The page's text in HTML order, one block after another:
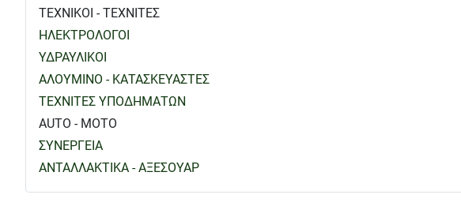
ΤΕΧΝΙΚΟΙ - ΤΕΧΝΙΤΕΣ
ΗΛΕΚΤΡΟΛΟΓΟΙ
ΥΔΡΑΥΛΙΚΟΙ
ΑΛΟΥΜΙΝΟ - ΚΑΤΑΣΚΕΥΑΣΤΕΣ
ΤΕΧΝΙΤΕΣ ΥΠΟΔΗΜΑΤΩΝ
AUTO - MOTO
ΣΥΝΕΡΓΕΙΑ
ΑΝΤΑΛΛΑΚΤΙΚΑ - ΑΞΕΣΟΥΑΡ